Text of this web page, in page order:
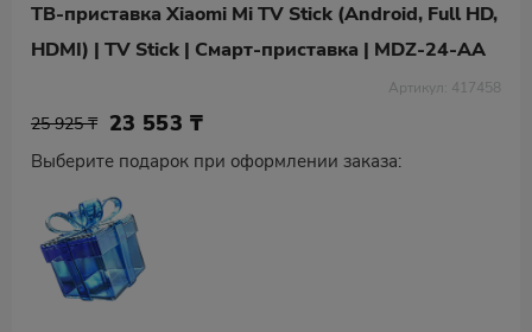
ТВ-приставка Xiaomi Mi TV Stick (Android, Full HD,
HDMI) | TV Stick | Смарт-приставка | MDZ-24-AA
Артикул: 417458
25 925 ₸ 23 553 ₸
Выберите подарок при оформлении заказа: